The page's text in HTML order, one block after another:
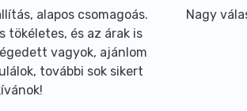
alapos csomagoás.
tökéletes, és az árak is
vagyok, ajánlom
további sok sikert
Nagy